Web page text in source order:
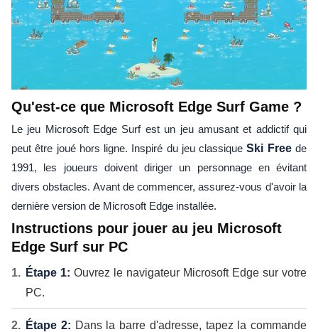
Qu'est-ce que Microsoft Edge Surf Game ?
Le jeu Microsoft Edge Surf est un jeu amusant et addictif qui
peut être joué hors ligne. Inspiré du jeu classiqueSki Freede
1991, les joueurs doivent diriger un personnage en évitant
divers obstacles. Avant de commencer, assurez-vous d'avoir la
dernière version de Microsoft Edge installée.
Instructions pour jouer au jeu Microsoft
Edge Surf sur PC
Étape 1: Ouvrez le navigateur Microsoft Edge sur votre
PC.
Étape 2: Dans la barre d'adresse, tapez la commande